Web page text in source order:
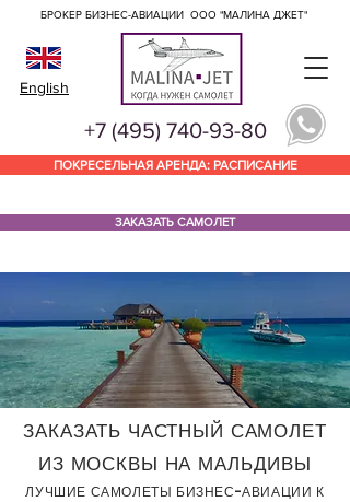
БРОКЕР БИЗНЕС-АВИАЦИИ ООО "МАЛИНА ДЖЕТ"
English
+7 (495) 740-93-80
ПОКРЕСЕЛЬНАЯ АРЕНДА: РАСПИСАНИЕ
ЗАКАЗАТЬ САМОЛЕТ
ЗАКАЗАТЬ ЧАСТНЫЙ САМОЛЕТ
ИЗ МОСКВЫ НА МАЛЬДИВЫ
ЛУЧШИЕ САМОЛЕТЫ БИЗНЕС-АВИАЦИИ К